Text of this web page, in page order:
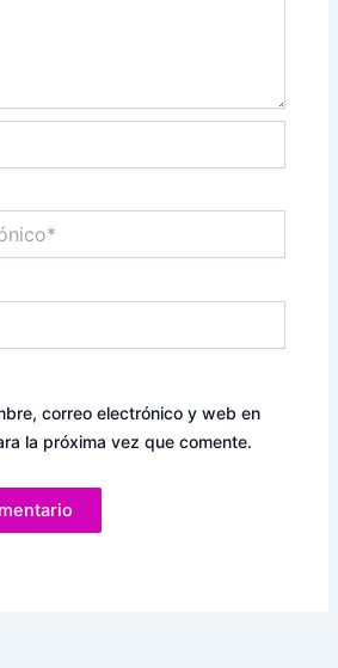
correo electrónico y web en
la próxima vez que comente.